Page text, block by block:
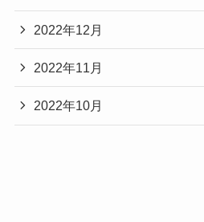
2022年12月
2022年11月
2022年10月